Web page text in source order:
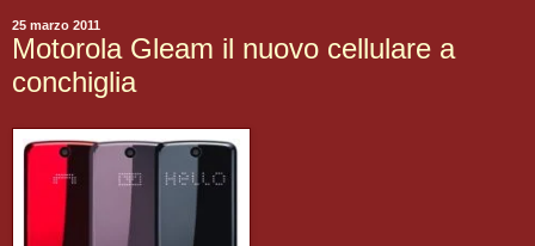
25 marzo 2011
Motorola Gleam il nuovo cellulare a
conchiglia